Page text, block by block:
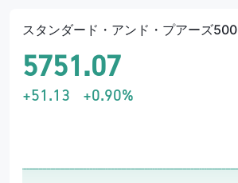
Autorité des Marchés Financiers
Financial Conduct Authority
スタンダード・アンド・プアーズ500
5751.07
+51.13 +0.90%